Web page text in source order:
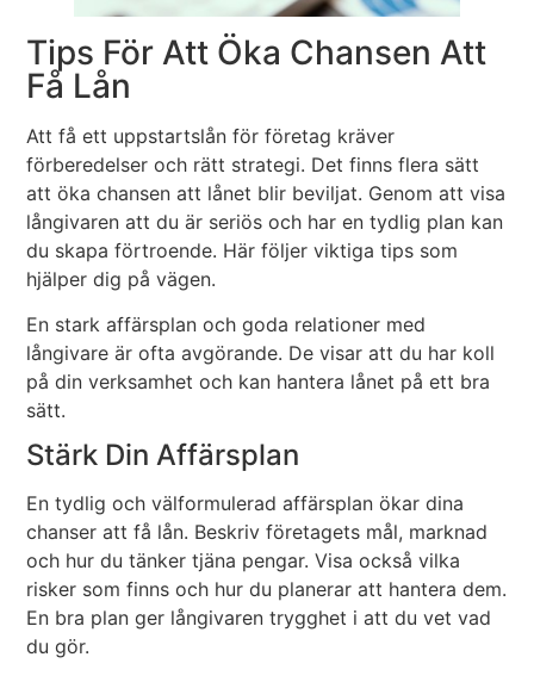
Tips För Att Öka Chansen Att
Få Lån
Att få ett uppstartslån för företag kräver
förberedelser och rätt strategi. Det finns flera sätt
att öka chansen att lånet blir beviljat. Genom att visa
långivaren att du är seriös och har en tydlig plan kan
du skapa förtroende. Här följer viktiga tips som
hjälper dig på vägen.
En stark affärsplan och goda relationer med
långivare är ofta avgörande. De visar att du har koll
på din verksamhet och kan hantera lånet på ett bra
sätt.
Stärk Din Affärsplan
En tydlig och välformulerad affärsplan ökar dina
chanser att få lån. Beskriv företagets mål, marknad
och hur du tänker tjäna pengar. Visa också vilka
risker som finns och hur du planerar att hantera dem.
En bra plan ger långivaren trygghet i att du vet vad
du gör.